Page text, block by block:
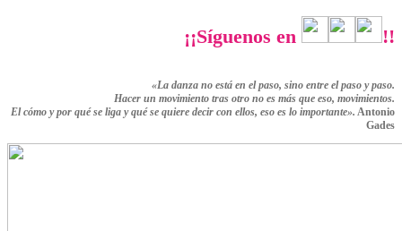
¡¡Síguenos en !!
«La danza no está en el paso, sino entre el paso y paso.
Hacer un movimiento tras otro no es más que eso, movimientos.
El cómo y por qué se liga y qué se quiere decir con ellos, eso es lo importante». Antonio
Gades